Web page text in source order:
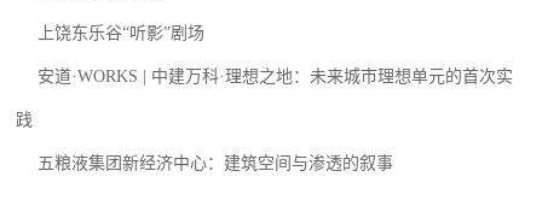
上饶东乐谷“听影”剧场
安道·WORKS | 中建万科·理想之地：未来城市理想单元的首次实
践
五粮液集团新经济中心：建筑空间与渗透的叙事